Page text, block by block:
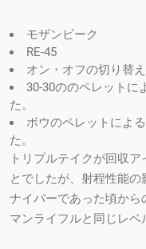
モザンビーク
RE-45
オン・オフの切り替
30-30ののペレットに
た。
ボウのペレットによ
た。
トリプルテイクが回収
とでしたが、射程性能
ナイパーであった頃から
マンライフルと同じレベ